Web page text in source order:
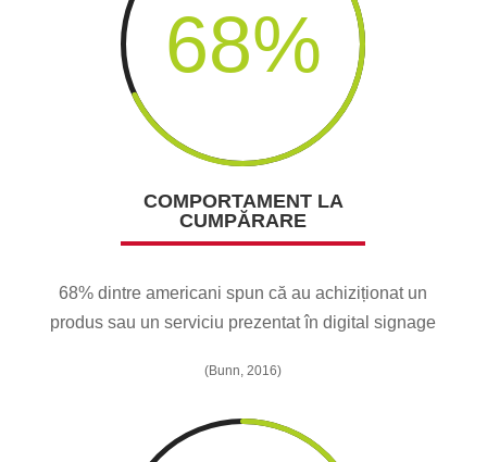
68%
COMPORTAMENT LA
CUMPĂRARE
68% dintre americani spun că au achiziționat un
produs sau un serviciu prezentat în digital signage
(Bunn, 2016)